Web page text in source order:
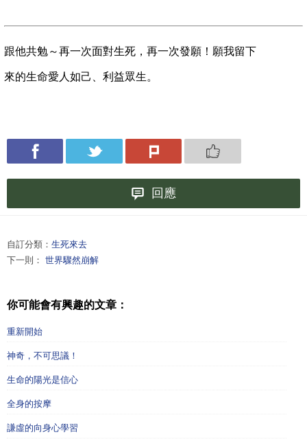
跟他共勉～再一次面對生死，再一次發願！願我留下
來的生命愛人如己、利益眾生。
回應
自訂分類： 生死來去
下一則： 世界驟然崩解
你可能會有興趣的文章：
重新開始
神奇，不可思議！
生命的陽光是信心
全身的按摩
謙虛的向身心學習